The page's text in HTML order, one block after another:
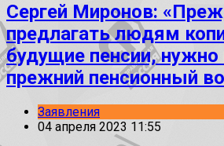
Сергей Миронов:
предлагать людям
будущие пенсии, нужно
прежний пенсионный
Заявления
04 апреля 2023 11:55